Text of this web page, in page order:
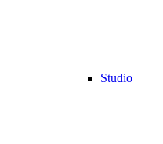
Studio